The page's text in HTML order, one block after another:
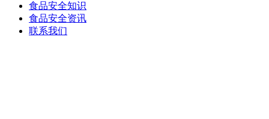
食品安全知识
食品安全资讯
联系我们